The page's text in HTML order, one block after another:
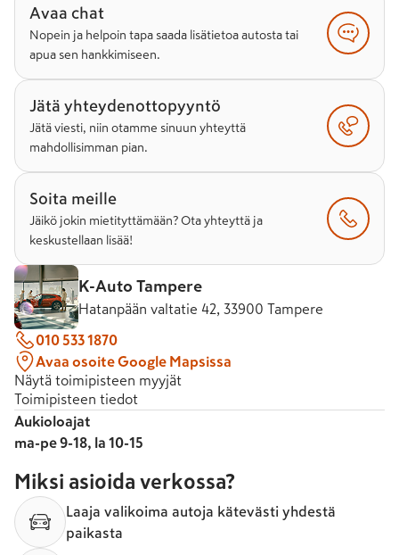
Avaa chat
Nopein ja helpoin tapa saada lisätietoa autosta tai
apua sen hankkimiseen.
Jätä yhteydenottopyyntö
Jätä viesti, niin otamme sinuun yhteyttä
mahdollisimman pian.
Soita meille
Jäikö jokin mietityttämään? Ota yhteyttä ja
keskustellaan lisää!
K-Auto Tampere
Hatanpään valtatie 42, 33900 Tampere
010 533 1870
Avaa osoite Google Mapsissa
Näytä toimipisteen myyjät
Toimipisteen tiedot
Aukioloajat
ma-pe 9-18, la 10-15
Miksi asioida verkossa?
Laaja valikoima autoja kätevästi yhdestä
paikasta